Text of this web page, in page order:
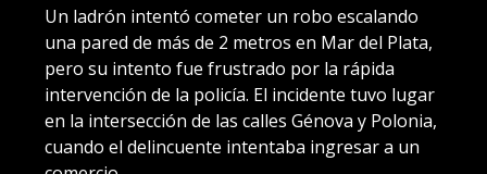
Un ladrón intentó cometer un robo escalando
una pared de más de 2 metros en Mar del Plata,
pero su intento fue frustrado por la rápida
intervención de la policía. El incidente tuvo lugar
en la intersección de las calles Génova y Polonia,
cuando el delincuente intentaba ingresar a un